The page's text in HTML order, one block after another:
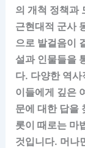
의 개척 정책과
근현대적 군사
으로 발걸음이
설과 인물들을
다. 다양한 역
이들에게 깊은
문에 대한 답을
롯이 때로는 마
것입니다. 머나